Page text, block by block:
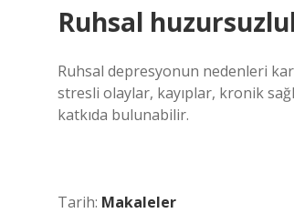
Ruhsal
Ruhsal depresyonun nedenleri
stresli olaylar, kayıplar, kronik
katkıda bulunabilir.
Tarih: Makaleler